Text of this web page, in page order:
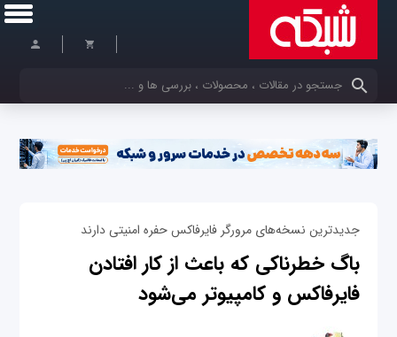
کلمات کلیدی خود را وارد کنید
جدیدترین نسخه‌های مرورگر فایرفاکس حفره امنیتی دارند
باگ خطرناکی که باعث از کار افتادن
فایرفاکس و کامپیوتر می‌شود